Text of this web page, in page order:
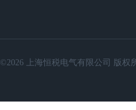
©2026 上海恒税电气有限公司 版权